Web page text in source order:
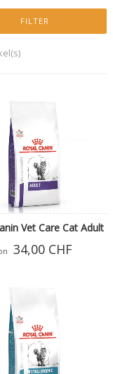
FILTER
Vet Care Cat Adult
34,00 CHF